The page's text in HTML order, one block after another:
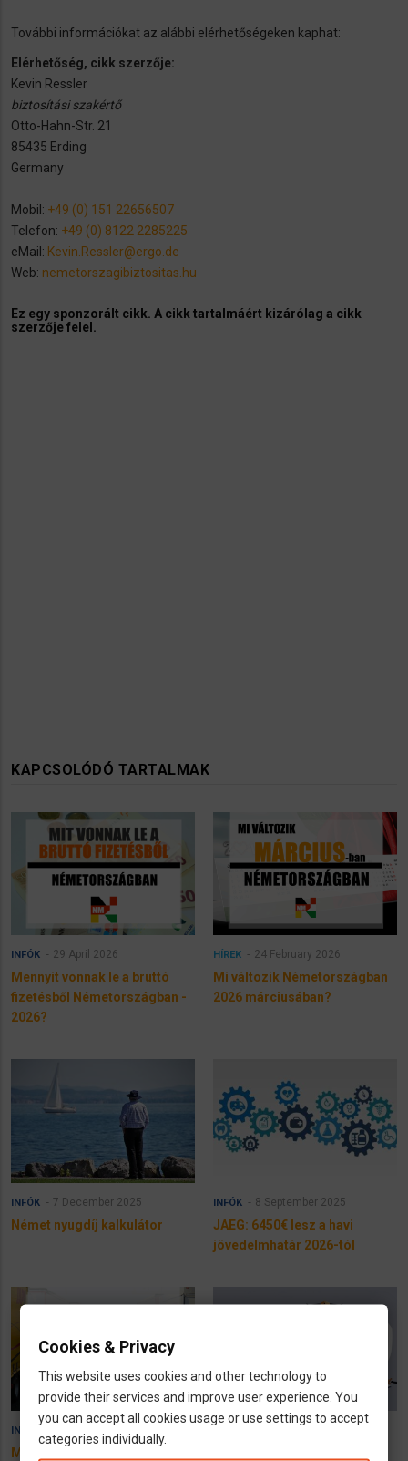
További információkat az alábbi elérhetőségeken kaphat:
Elérhetőség, cikk szerzője:
Kevin Ressler
biztosítási szakértő
Otto-Hahn-Str. 21
85435 Erding
Germany
Mobil: +49 (0) 151 22656507
Telefon: +49 (0) 8122 2285225
eMail: Kevin.Ressler@ergo.de
Web: nemetorszagibiztositas.hu
Ez egy sponzorált cikk. A cikk tartalmáért kizárólag a cikk
szerzője felel.
KAPCSOLÓDÓ TARTALMAK
INFÓK 29 April 2026
Mennyit vonnak le a bruttó
fizetésből Németországban -
2026?
HÍREK 24 February 2026
Mi változik Németországban
2026 márciusában?
INFÓK 7 December 2025
Német nyugdíj kalkulátor
INFÓK 8 September 2025
JAEG: 6450€ lesz a havi
jövedelmhatár 2026-tól
INFÓK 8 September 2025
Mi a
30 August 2025
Cookies & Privacy
This website uses cookies and other technology to
provide their services and improve user experience. You
you can accept all cookies usage or use settings to accept
categories individually.